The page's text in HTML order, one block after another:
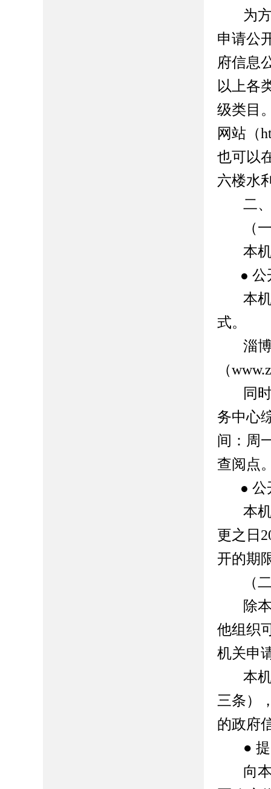
为
申请公
府信息
以上各
级类目
网站（
也可以
六楼水
二
（
本
● 公
本
式。
淄
（
同
务中心
间：周
查阅点
● 公
本
更之日
开的期
（
除
他组织
机关申
本
三条）
的政府
●
向